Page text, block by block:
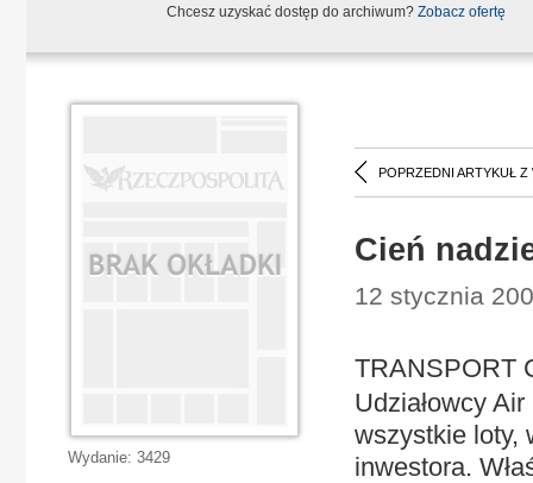
Chcesz uzyskać dostęp do archiwum? Zobacz ofertę
POPRZEDNI ARTYKUŁ Z
Cień
12 stycznia
TRANSPORT
Udziałowcy
wszystkie loty,
inwestora.
Wydanie: 3429